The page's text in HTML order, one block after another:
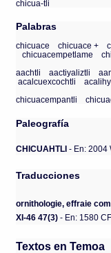
chicua-tli
Palabras
chicuace chicuace +
chicuacempetlame
aachtli
aactiyaliztli
acalcuexcochtli
chicuacempantli
Paleografía
CHICUAHTLI - En: 2004
Traducciones
ornithologie, effraie
XI-46 47(3) - En: 1580
Textos en Temoa